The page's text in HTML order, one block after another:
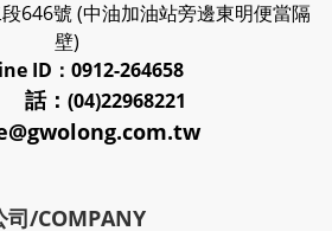
646號 (中油加油站旁邊東明便當隔
壁)
ID：0912-264658
： (04)22968221
司/COMPANY